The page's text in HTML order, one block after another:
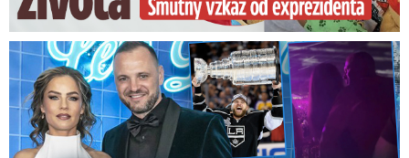
Na Gáboríka se sypou obvinění z nevěry: Reakce manželky!